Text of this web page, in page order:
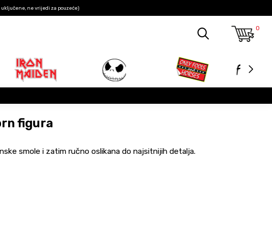
ne vrijedi za pouzeće)
0
figura
smole i zatim ručno oslikana do najsitnijih detalja.